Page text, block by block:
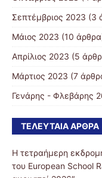
Σεπτέμβριος 2023 (3
Μάιος 2023 (10
Απρίλιος 2023 (5
Μάρτιος 2023 (7
Γενάρης - Φλεβάρης
ΤΕΛΕΥΤΑΊΑ ΆΡΘΡΑ
Η τετραήμερη
του European School